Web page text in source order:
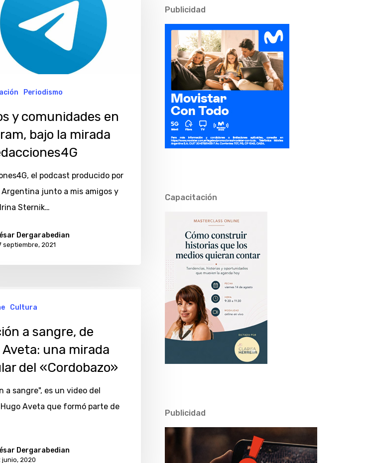
Periodismo
y comunidades en
bajo la mirada
el podcast producido por
Argentina junto a mis amigos y
Sternik…
Dergarabedian
septiembre, 2021
Cultura
a sangre, de
Aveta: una mirada
del «Cordobazo»
a sangre", es un video del
Aveta que formó parte de
Dergarabedian
junio, 2020
Publicidad
Capacitación
Publicidad